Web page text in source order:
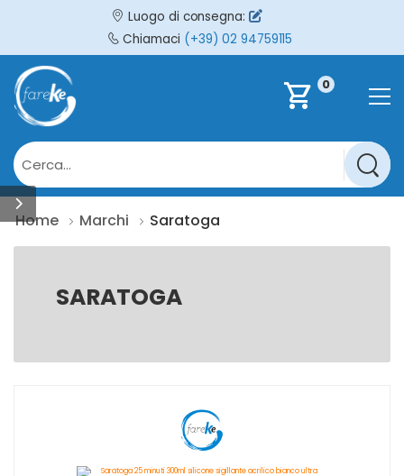
Luogo di consegna:
Chiamaci (+39) 02 94759115
shopping_cart 0
Home Marchi Saratoga
SARATOGA